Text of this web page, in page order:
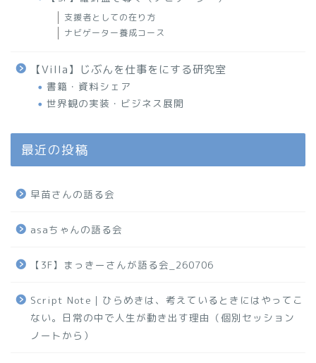
支援者としての在り方
ナビゲーター養成コース
【Villa】じぶんを仕事をにする研究室
書籍・資料シェア
世界観の実装・ビジネス展開
最近の投稿
早苗さんの語る会
asaちゃんの語る会
【3F】まっきーさんが語る会_260706
Script Note｜ひらめきは、考えているときにはやってこ
ない。日常の中で人生が動き出す理由（個別セッション
ノートから）